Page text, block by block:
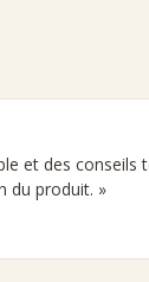
et des conseils
du produit. »